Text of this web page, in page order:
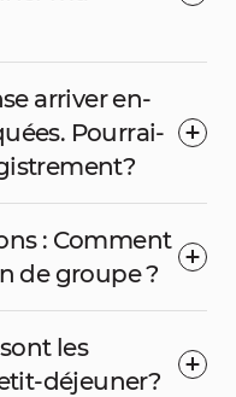
arriver en-
Pourrai-
: Comment
de groupe ?
les
déjeuner?